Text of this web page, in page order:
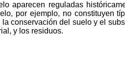
aparecen reguladas
por ejemplo, no constituyen
conservación del suelo y el
y los residuos.